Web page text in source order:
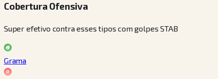
Cobertura Ofensiva
Super efetivo contra esses tipos com golpes STAB
Grama